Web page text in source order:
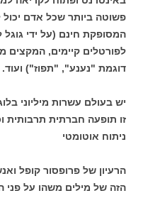
פשוטה ביותר שכל אדם
המסופקת חינם (על ידי
לפורטלים קיימים, המקצים
דוגמת "נענע", "תפוז") ועוד.
יש בעולם עשרות מיליוני
זו תופעה חברתית תרבותית
ניתוח אוטומטי
הרעיון של פרופסור קופל
הזה של מילים משהו על פני